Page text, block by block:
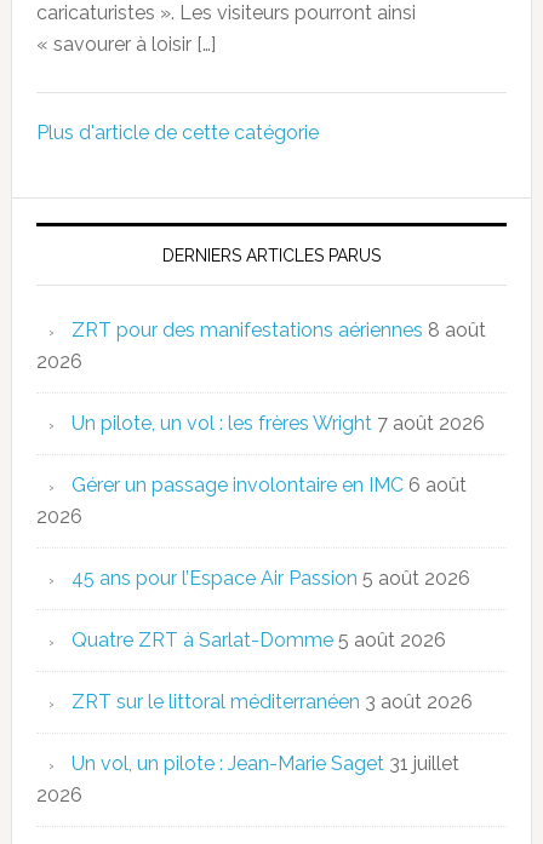
caricaturistes ». Les visiteurs pourront ainsi
« savourer à loisir […]
Plus d'article de cette catégorie
DERNIERS ARTICLES PARUS
ZRT pour des manifestations aériennes 8 août
2026
Un pilote, un vol : les frères Wright 7 août 2026
Gérer un passage involontaire en IMC 6 août
2026
45 ans pour l’Espace Air Passion 5 août 2026
Quatre ZRT à Sarlat-Domme 5 août 2026
ZRT sur le littoral méditerranéen 3 août 2026
Un vol, un pilote : Jean-Marie Saget 31 juillet
2026